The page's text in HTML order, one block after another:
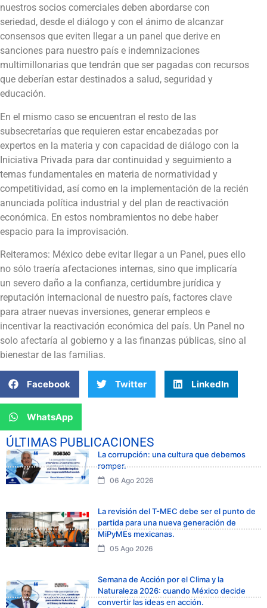
nuestros socios comerciales deben abordarse con
seriedad, desde el diálogo y con el ánimo de alcanzar
consensos que eviten llegar a un panel que derive en
sanciones para nuestro país e indemnizaciones
multimillonarias que tendrán que ser pagadas con recursos
que deberían estar destinados a salud, seguridad y
educación.
En el mismo caso se encuentran el resto de las
subsecretarías que requieren estar encabezadas por
expertos en la materia y con capacidad de diálogo con la
Iniciativa Privada para dar continuidad y seguimiento a
temas fundamentales en materia de normatividad y
competitividad, así como en la implementación de la recién
anunciada política industrial y del plan de reactivación
económica. En estos nombramientos no debe haber
espacio para la improvisación.
Reiteramos: México debe evitar llegar a un Panel, pues ello
no sólo traería afectaciones internas, sino que implicaría
un severo daño a la confianza, certidumbre jurídica y
reputación internacional de nuestro país, factores clave
para atraer nuevas inversiones, generar empleos e
incentivar la reactivación económica del país. Un Panel no
solo afectaría al gobierno y a las finanzas públicas, sino al
bienestar de las familias.
Facebook Twitter LinkedIn
WhatsApp
ÚLTIMAS PUBLICACIONES
La corrupción: una cultura que debemos
romper.
06 Ago 2026
La revisión del T-MEC debe ser el punto de
partida para una nueva generación de
MiPyMEs mexicanas.
05 Ago 2026
Semana de Acción por el Clima y la
Naturaleza 2026: cuando México decide
convertir las ideas en acción.